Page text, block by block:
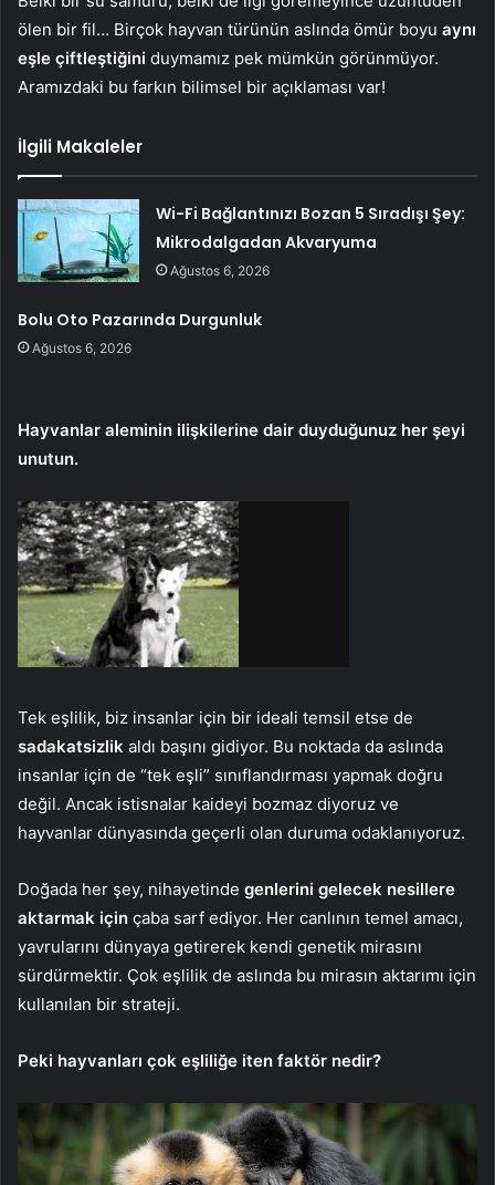
ölen bir fil… Birçok hayvan türünün aslında ömür boyu aynı
eşle çiftleştiğini duymamız pek mümkün görünmüyor.
Aramızdaki bu farkın bilimsel bir açıklaması var!
İlgili Makaleler
Wi-Fi Bağlantınızı Bozan 5 Sıradışı Şey:
Mikrodalgadan Akvaryuma
Ağustos 6, 2026
Bolu Oto Pazarında Durgunluk
Ağustos 6, 2026
Hayvanlar aleminin ilişkilerine dair duyduğunuz her şeyi
unutun.
Tek eşlilik, biz insanlar için bir ideali temsil etse de
sadakatsizlik aldı başını gidiyor. Bu noktada da aslında
insanlar için de “tek eşli” sınıflandırması yapmak doğru
değil. Ancak istisnalar kaideyi bozmaz diyoruz ve
hayvanlar dünyasında geçerli olan duruma odaklanıyoruz.
Doğada her şey, nihayetinde genlerini gelecek nesillere
aktarmak için çaba sarf ediyor. Her canlının temel amacı,
yavrularını dünyaya getirerek kendi genetik mirasını
sürdürmektir. Çok eşlilik de aslında bu mirasın aktarımı için
kullanılan bir strateji.
Peki hayvanları çok eşliliğe iten faktör nedir?